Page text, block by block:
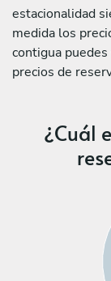
estacionalidad
medida los
contigua
precios de
¿Cuál